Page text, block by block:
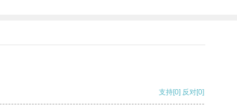
支持[0] 反对[0]